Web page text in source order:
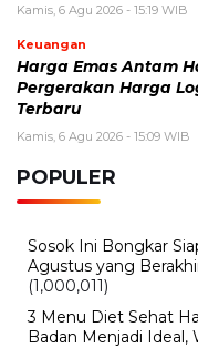
Kamis, 6 Agu 2026 - 15:19 WIB
Keuangan
Harga Emas Antam
Pergerakan Harga
Terbaru
Kamis, 6 Agu 2026 - 15:09 WIB
POPULER
Sosok Ini Bongkar
Agustus yang
(1,000,011)
3 Menu Diet Sehat
Badan Menjadi Ideal,